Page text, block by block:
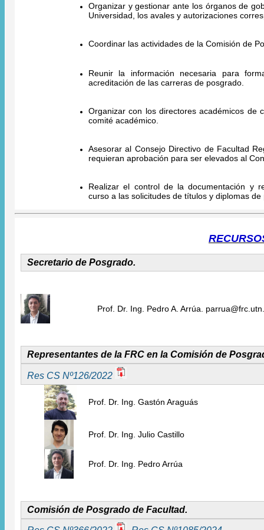
Organizar y gestionar ante los órganos de
Universidad, los avales y autorizaciones
Coordinar las actividades de la Comisión de
Reunir la información necesaria para
acreditación de las carreras de posgrado.
Organizar con los directores académicos de
comité académico.
Asesorar al Consejo Directivo de Facultad
requieran aprobación para ser elevados al
Realizar el control de la documentación y
curso a las solicitudes de títulos y diplomas de
Secretario de Posgrado.
Prof. Dr. Ing. Pedro A. Arrúa.
Representantes de la FRC en la Comisión de
Res CS Nº126/2022
Prof. Dr. Ing. Gastón Araguás
Prof. Dr. Ing. Julio Castillo
Prof. Dr. Ing. Pedro Arrúa
Comisión de Posgrado de Facultad.